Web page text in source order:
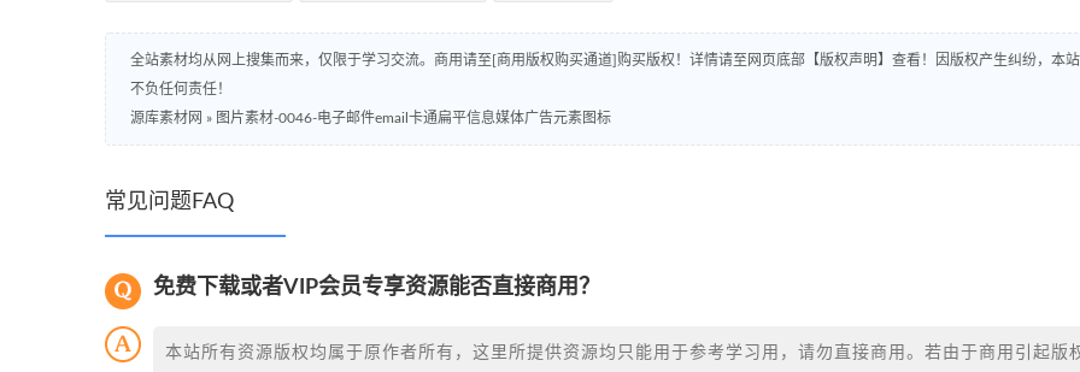
全站素材均从网上搜集而来，仅限于学习交流。商用请至[商用版权购买通道]购买版权！详情请至网页底部【版权声明】查看！因版权产生纠纷，本站
不负任何责任！
源库素材网 » 图片素材-0046-电子邮件email卡通扁平信息媒体广告元素图标
常见问题FAQ
免费下载或者VIP会员专享资源能否直接商用？
本站所有资源版权均属于原作者所有，这里所提供资源均只能用于参考学习用，请勿直接商用。若由于商用引起版